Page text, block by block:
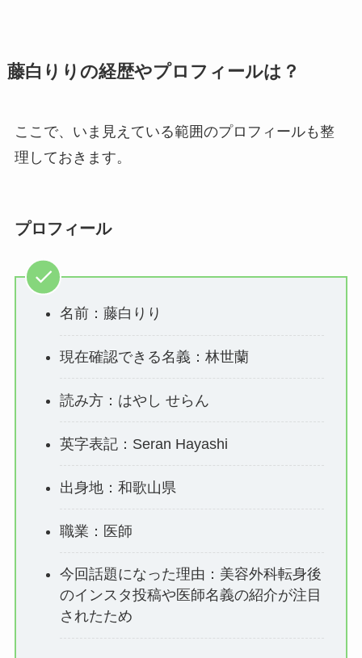
藤白りりの経歴やプロフィールは？
ここで、いま見えている範囲のプロフィールも整
理しておきます。
プロフィール
名前：藤白りり
現在確認できる名義：林世蘭
読み方：はやし せらん
英字表記：Seran Hayashi
出身地：和歌山県
職業：医師
今回話題になった理由：美容外科転身後
のインスタ投稿や医師名義の紹介が注目
されたため